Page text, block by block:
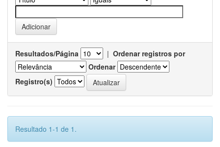
Resultados/Página | Ordenar registros por
Ordenar
Registro(s)
Resultado 1-1 de 1.